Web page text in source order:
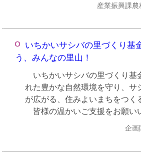
産業振興課農
いちかいサシバの里づくり
う、みんなの里山！
いちかいサシバの里づくり基
れた豊かな自然環境を守り、サ
が広がる、住みよいまちをつく
皆様の温かいご支援をお願い
企画